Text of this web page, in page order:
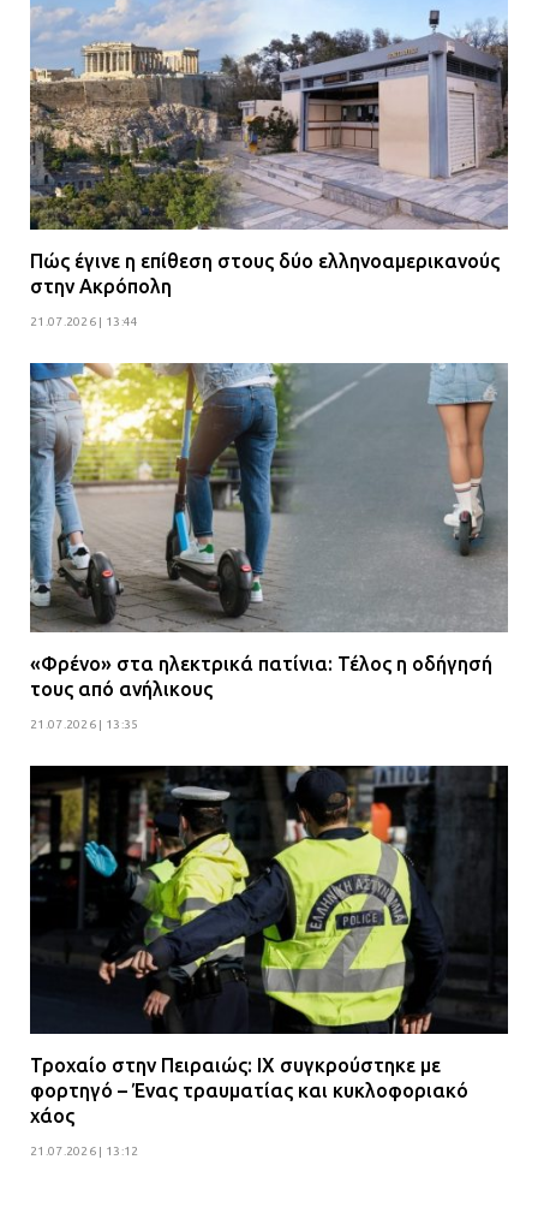
Πώς έγινε η επίθεση στους δύο ελληνοαμερικανούς
στην Ακρόπολη
21.07.2026 | 13:44
«Φρένο» στα ηλεκτρικά πατίνια: Τέλος η οδήγησή
τους από ανήλικους
21.07.2026 | 13:35
Τροχαίο στην Πειραιώς: ΙΧ συγκρούστηκε με
φορτηγό – Ένας τραυματίας και κυκλοφοριακό
χάος
21.07.2026 | 13:12